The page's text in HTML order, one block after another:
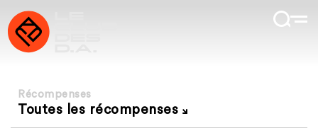
Récompenses
Toutes les récompenses